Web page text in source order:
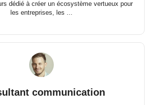
dédié à créer un écosystème vertueux pour
les entreprises, les ...
communication